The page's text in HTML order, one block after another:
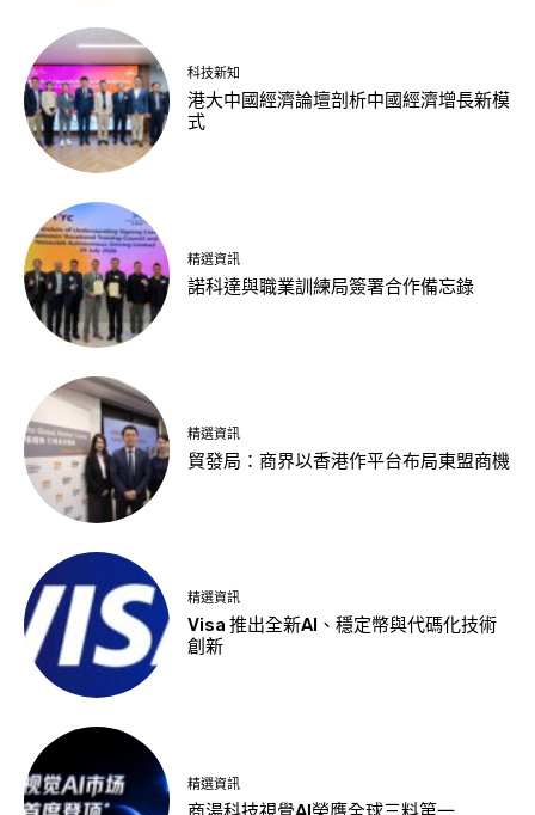
科技新知
港大中國經濟論壇剖析中國經濟增長新模
式
精選資訊
諾科達與職業訓練局簽署合作備忘錄
精選資訊
貿發局：商界以香港作平台布局東盟商機
精選資訊
Visa 推出全新AI、穩定幣與代碼化技術
創新
精選資訊